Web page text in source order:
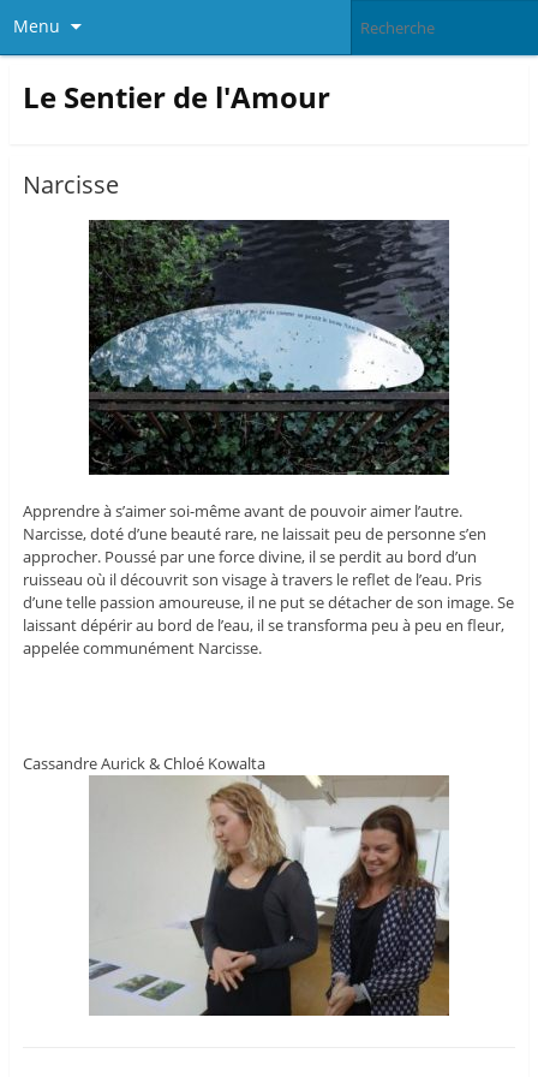
Menu
Le Sentier de l'Amour
Narcisse
Apprendre à s’aimer soi-même avant de pouvoir aimer l’autre.
Narcisse, doté d’une beauté rare, ne laissait peu de personne s’en
approcher. Poussé par une force divine, il se perdit au bord d’un
ruisseau où il découvrit son visage à travers le reflet de l’eau. Pris
d’une telle passion amoureuse, il ne put se détacher de son image. Se
laissant dépérir au bord de l’eau, il se transforma peu à peu en fleur,
appelée communément Narcisse.
Cassandre Aurick & Chloé Kowalta